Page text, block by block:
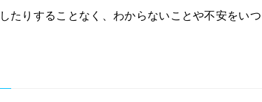
たりすることなく、わからないことや不安をいつ